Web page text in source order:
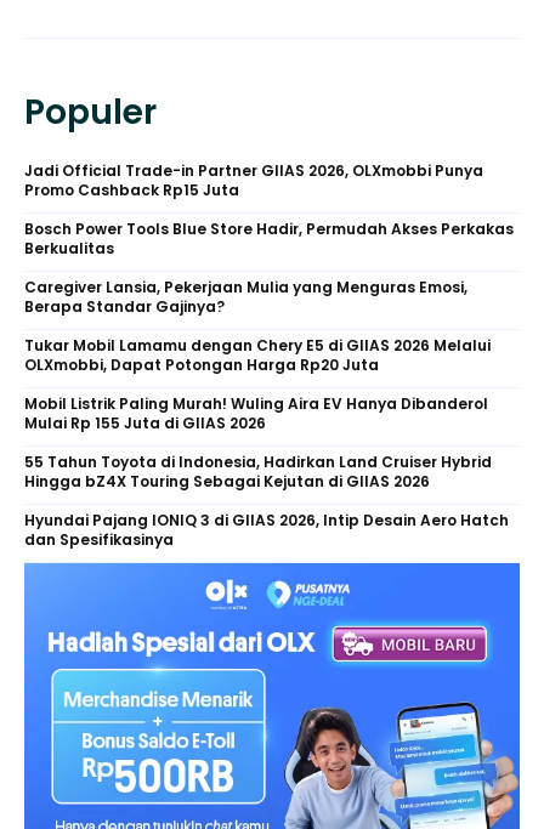
Populer
Jadi Official Trade-in Partner GIIAS 2026, OLXmobbi Punya
Promo Cashback Rp15 Juta
Bosch Power Tools Blue Store Hadir, Permudah Akses Perkakas
Berkualitas
Caregiver Lansia, Pekerjaan Mulia yang Menguras Emosi,
Berapa Standar Gajinya?
Tukar Mobil Lamamu dengan Chery E5 di GIIAS 2026 Melalui
OLXmobbi, Dapat Potongan Harga Rp20 Juta
Mobil Listrik Paling Murah! Wuling Aira EV Hanya Dibanderol
Mulai Rp 155 Juta di GIIAS 2026
55 Tahun Toyota di Indonesia, Hadirkan Land Cruiser Hybrid
Hingga bZ4X Touring Sebagai Kejutan di GIIAS 2026
Hyundai Pajang IONIQ 3 di GIIAS 2026, Intip Desain Aero Hatch
dan Spesifikasinya